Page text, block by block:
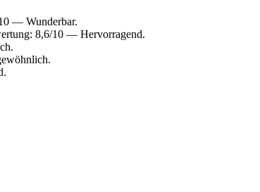
— Wunderbar.
8,6/10 — Hervorragend.